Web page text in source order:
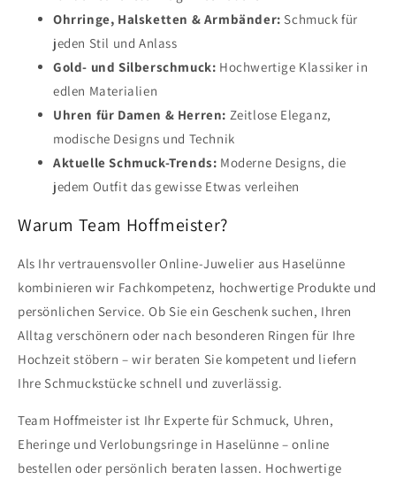
Ohrringe, Halsketten & Armbänder: Schmuck für
jeden Stil und Anlass
Gold- und Silberschmuck: Hochwertige Klassiker in
edlen Materialien
Uhren für Damen & Herren: Zeitlose Eleganz,
modische Designs und Technik
Aktuelle Schmuck-Trends: Moderne Designs, die
jedem Outfit das gewisse Etwas verleihen
Warum Team Hoffmeister?
Als Ihr vertrauensvoller Online-Juwelier aus Haselünne
kombinieren wir Fachkompetenz, hochwertige Produkte und
persönlichen Service. Ob Sie ein Geschenk suchen, Ihren
Alltag verschönern oder nach besonderen Ringen für Ihre
Hochzeit stöbern – wir beraten Sie kompetent und liefern
Ihre Schmuckstücke schnell und zuverlässig.
Team Hoffmeister ist Ihr Experte für Schmuck, Uhren,
Eheringe und Verlobungsringe in Haselünne – online
bestellen oder persönlich beraten lassen. Hochwertige